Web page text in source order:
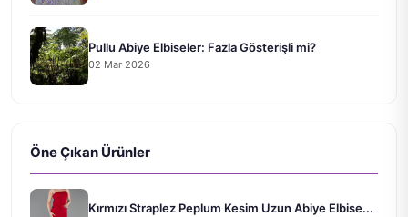
Pullu Abiye Elbiseler: Fazla Gösterişli mi?
02 Mar 2026
Öne Çıkan Ürünler
Kırmızı Straplez Peplum Kesim Uzun Abiye Elbise...